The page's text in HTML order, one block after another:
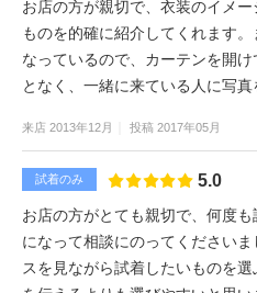
お店の方が親切で、衣装のイメ
ものを的確に紹介してくれます
なっているので、カーテンを開
となく、一緒に来ている人に写
来店 2013年12月 投稿 2017年05月
試着のみ 5.0
お店の方がとても親切で、何度
になって相談にのってください
スを見ながら試着したいものを